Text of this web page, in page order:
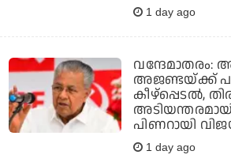
1 day ago
അജണ്ടയ്ക്ക്
കീഴ്‌പ്പെടല്‍,
പിണറായി
1 day ago